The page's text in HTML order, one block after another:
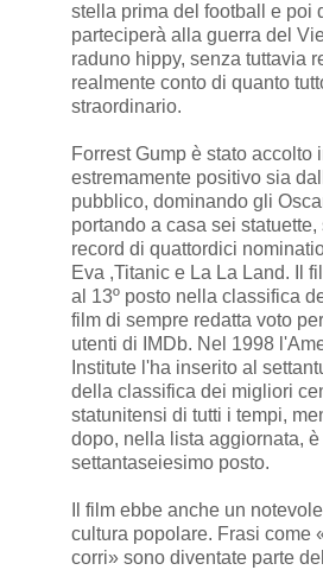
stella prima del football e poi
parteciperà alla guerra del
raduno hippy, senza tuttavia
realmente conto di quanto
straordinario.
Forrest Gump è stato accolto
estremamente positivo sia
pubblico, dominando gli
portando a casa sei statuette,
record di quattordici
Eva ,Titanic e La La Land. Il
al 13º posto nella classifica
film di sempre redatta voto
utenti di IMDb. Nel 1998
Institute l'ha inserito al
della classifica dei migliori
statunitensi di tutti i tempi,
dopo, nella lista aggiornata, è
settantaseiesimo posto.
Il film ebbe anche un
cultura popolare. Frasi come
corri» sono diventate parte